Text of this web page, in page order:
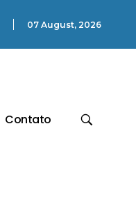
07 August, 2026
Contato